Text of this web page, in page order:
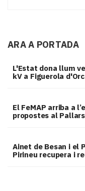
ARA A PORTADA
L'Estat dona llum
kV a Figuerola
El FeMAP arriba a
propostes al Pallars
Ainet de Besan i el
Pirineu recupera i